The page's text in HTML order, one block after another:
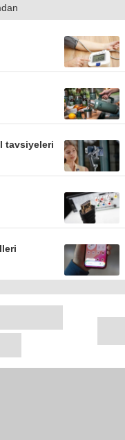
tavsiyeleri